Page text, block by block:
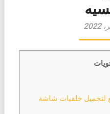
أفضل 10 مواقع لتحميل خلفيات شاشة